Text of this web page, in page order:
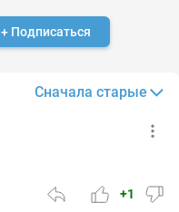
+ Подписаться
Сначала старые
+1